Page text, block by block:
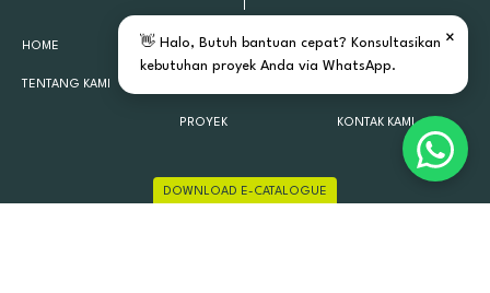
HOME
TENTANG KAMI
PRODUK KAMI
PROYEK
INSPIRASI
KONTAK KAMI
DOWNLOAD E-CATALOGUE
×
👋 Halo, Butuh bantuan cepat? Konsultasikan
kebutuhan proyek Anda via WhatsApp.